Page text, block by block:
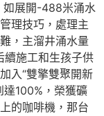
如展開-488米涌水
理技巧，處理主
，主溜井涌水量
施工和生孩子供
入“雙擎雙聚開新
達100%，榮獲礦
的咖啡機，那台